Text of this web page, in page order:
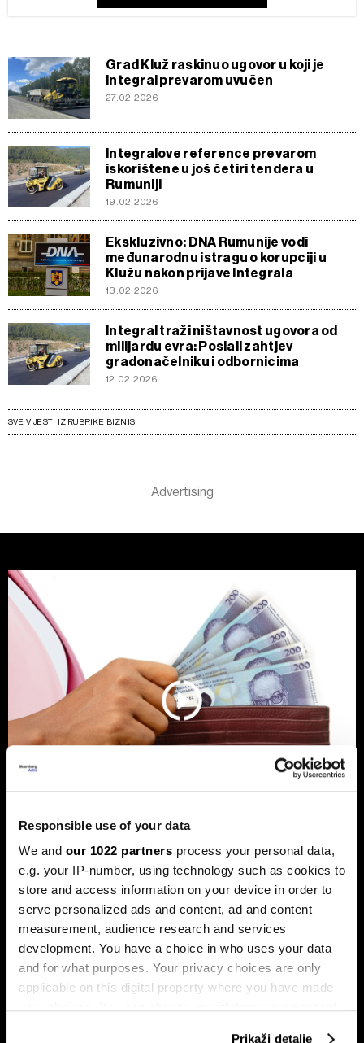
Responsible use of your data
We and our 1022 partners process your personal data,
e.g. your IP-number, using technology such as cookies to
store and access information on your device in order to
serve personalized ads and content, ad and content
measurement, audience research and services
development. You have a choice in who uses your data
and for what purposes. Your privacy choices are only
applicable on this digital property where you have made
Prikaži detalje
Grad Kluž raskinuo ugovor u koji je
Integral prevarom uvučen
27.02.2026
Integralove reference prevarom
iskorištene u još četiri tendera u
Rumuniji
19.02.2026
Ekskluzivno: DNA Rumunije vodi
međunarodnu istragu o korupciji u
Klužu nakon prijave Integrala
13.02.2026
Integral traži ništavnost ugovora od
milijardu evra: Poslali zahtjev
gradonačelniku i odbornicima
12.02.2026
SVE VIJESTI IZ RUBRIKE BIZNIS
Banke traže veći limit za potrošačke
kredite: Prag od 50.000 KM prenizak
Banke u Bosni i Hercegovini (BiH) traže povećanje limita za
potrošačke, odnosno nenamjenske kredite sa sadašnjih
50.000 KM, tvrdeći da taj prag više ne odgovara rastu
plata i životnih troškova.